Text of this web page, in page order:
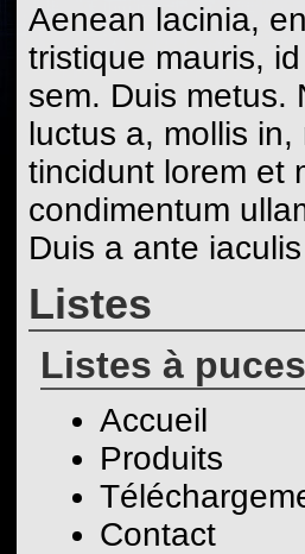
Aenean lacinia,
tristique mauris,
sem. Duis metus.
luctus a, mollis
tincidunt lorem et
condimentum
Duis a ante
Listes
Listes à puces
Accueil
Produits
Contact